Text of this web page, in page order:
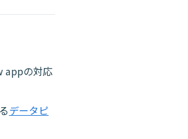
appの対応
データピ